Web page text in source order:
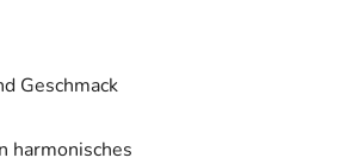
Geschmack
harmonisches